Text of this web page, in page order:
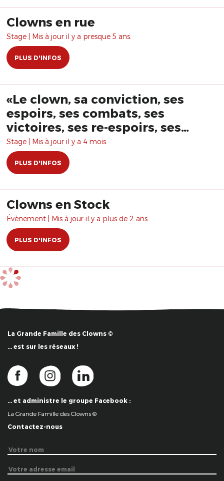
Clowns en rue
Stage | Mis à jour il y a presque 5 ans.
PLUS D'INFOS
«Le clown, sa conviction, ses
espoirs, ses combats, ses
victoires, ses re-espoirs, ses
ratés, ses re-combats , ses re-
ratés, ses désespoirs, ses ruses,
ses faux ratés, ses chemins de
Tétard
Stage | Mis à jour il y a 4 mois.
PLUS D'INFOS
Clowns en Stock
Évènement | Mis à jour il y a plus de 2 ans.
PLUS D'INFOS
La Grande Famille des Clowns ©
… est sur les réseaux !
… et administre le groupe Facebook :
La Grande Famille des Clowns ©
Contactez-nous